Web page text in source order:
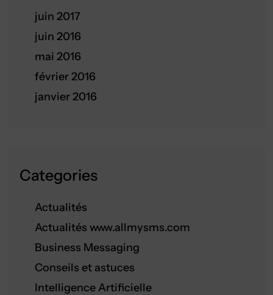
juin 2017
juin 2016
mai 2016
février 2016
janvier 2016
Categories
Actualités
Actualités www.allmysms.com
Business Messaging
Conseils et astuces
Intelligence Artificielle